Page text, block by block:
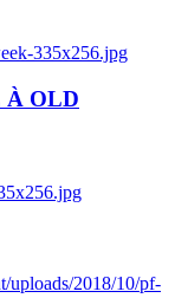
335x256.jpg
À OLD
uploads/2018/10/pf-